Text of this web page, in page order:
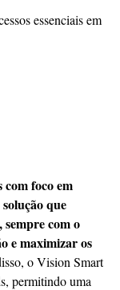
essenciais em
foco em
que
sempre com o
e maximizar os
o Vision Smart
permitindo uma